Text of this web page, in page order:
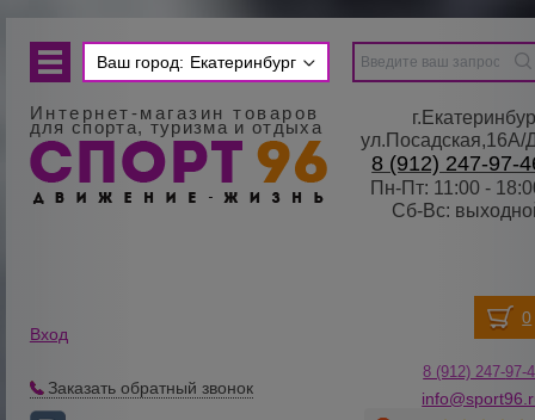
Ваш город: Екатеринбург
Интернет-магазин товаров
для спорта, туризма и отдыха
8 (912) 247-97-
Пн-Пт: 11:00 -
Сб-Вс:
Вход
Заказать обратный звонок
8 (912) 247-97-